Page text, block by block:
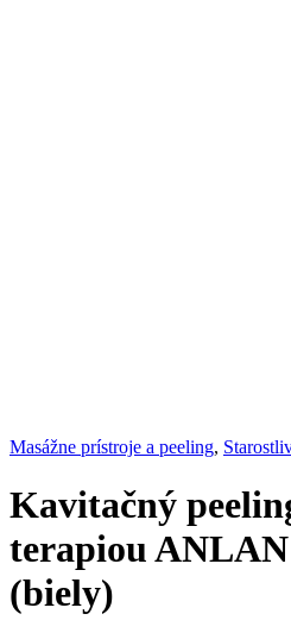
Masážne prístroje a peeling,
Kavitačný
terapiou
(biely)